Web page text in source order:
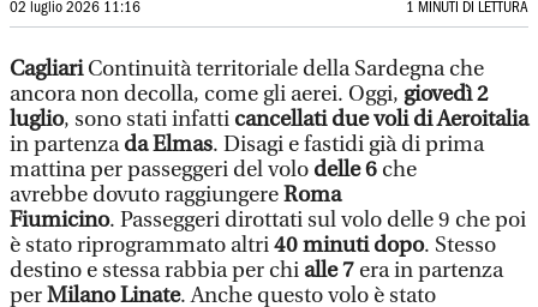
02 luglio 2026 11:16 1 MINUTI DI LETTURA
CagliariContinuità territoriale della Sardegna che
ancora non decolla, come gli aerei. Oggi, giovedì 2
luglio, sono stati infatti cancellati due voli di Aeroitalia
in partenzada Elmas. Disagi e fastidi già di prima
mattina per passeggeri del volo delle 6 che
avrebbe dovuto raggiungereRoma
Fiumicino. Passeggeri dirottati sul volo delle 9 che poi
è stato riprogrammato altri40 minuti dopo. Stesso
destino e stessa rabbia per chi alle 7 era in partenza
perMilano Linate. Anche questo volo è stato